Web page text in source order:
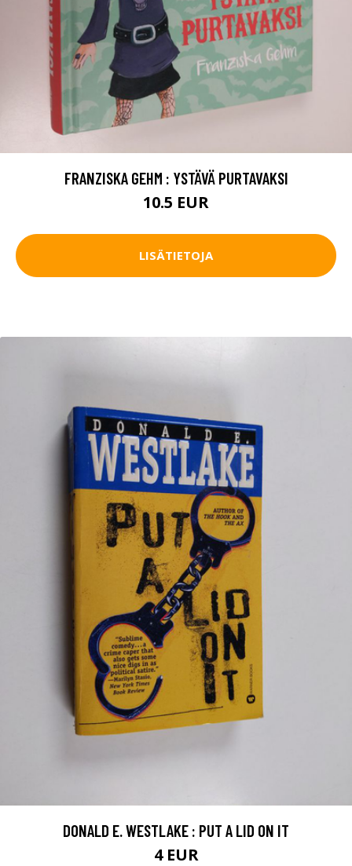
FRANZISKA GEHM : YSTÄVÄ PURTAVAKSI
10.5 EUR
LISÄTIETOJA
DONALD E. WESTLAKE : PUT A LID ON IT
4 EUR